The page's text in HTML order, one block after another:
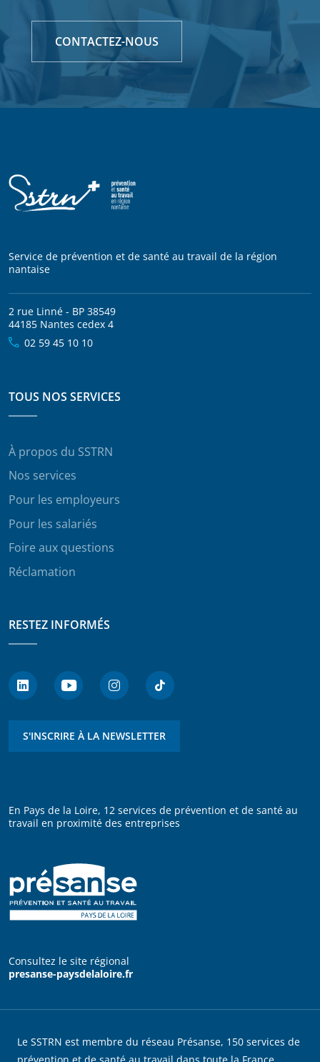
CONTACTEZ-NOUS
Service de prévention et de santé au travail de la région
nantaise
2 rue Linné - BP 38549
44185 Nantes cedex 4
02 59 45 10 10
TOUS NOS SERVICES
À propos du SSTRN
Nos services
Pour les employeurs
Pour les salariés
Foire aux questions
Réclamation
RESTEZ INFORMÉS
S'INSCRIRE À LA NEWSLETTER
En Pays de la Loire, 12 services de prévention et de santé au
travail en proximité des entreprises
Consultez le site régional
presanse-paysdelaloire.fr
Le SSTRN est membre du réseau Présanse, 150 services de